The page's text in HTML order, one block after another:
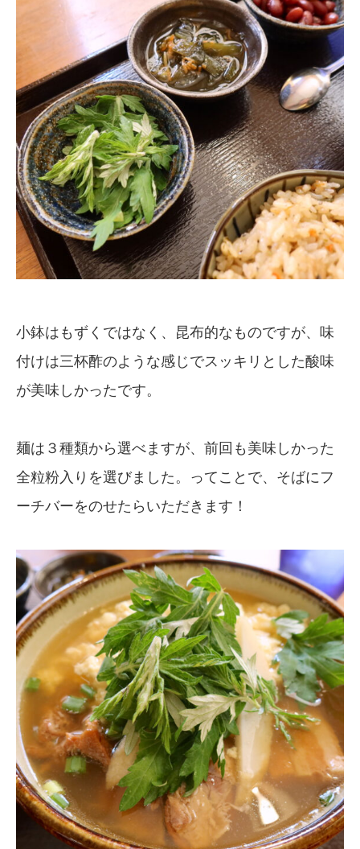
小鉢はもずくではなく、昆布的なものですが、味
付けは三杯酢のような感じでスッキリとした酸味
が美味しかったです。
麺は３種類から選べますが、前回も美味しかった
全粒粉入りを選びました。ってことで、そばにフ
ーチバーをのせたらいただきます！